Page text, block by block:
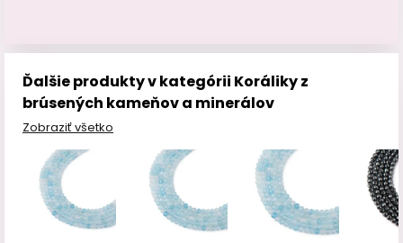
Ďalšie produkty v kategórii Koráliky z
brúsených kameňov a minerálov
Zobraziť všetko